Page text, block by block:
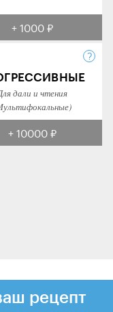
+ 1000 ₽
дали и чтения
+ 10000 ₽
рецепт